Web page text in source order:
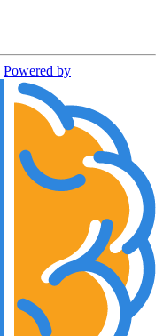
Powered by